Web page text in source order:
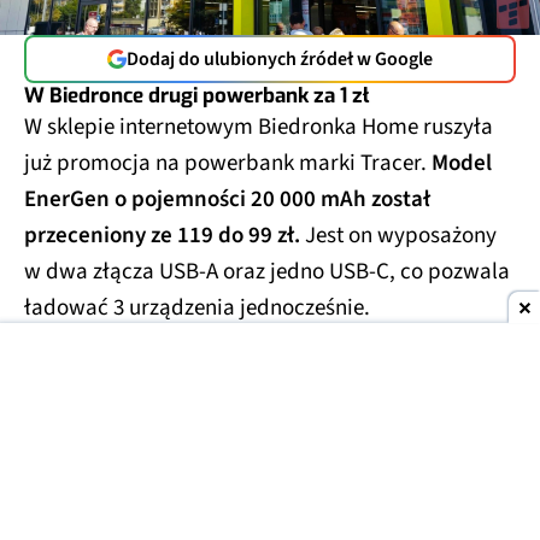
Dodaj do ulubionych źródeł w Google
W Biedronce drugi powerbank za 1 zł
W sklepie internetowym Biedronka Home ruszyła
już promocja na powerbank marki Tracer. Model
EnerGen o pojemności 20 000 mAh został
przeceniony ze 119 do 99 zł. Jest on wyposażony
w dwa złącza USB-A oraz jedno USB-C, co pozwala
ładować 3 urządzenia jednocześnie.